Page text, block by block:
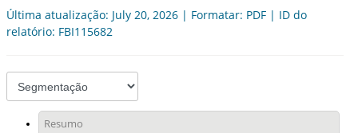
Última atualização: July 20, 2026 | Formatar: PDF | ID do
relatório: FBI115682
Resumo